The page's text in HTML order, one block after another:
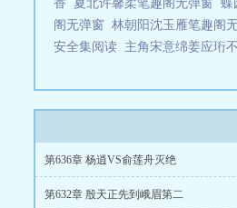
香
夏北许馨柔笔趣阁无弹窗 蝶
阁无弹窗 林朝阳沈玉雁笔趣阁
安全集阅读 主角宋意绵姜应珩
第636章 杨逍VS俞莲舟灭绝
第632章 殷天正先到峨眉第二